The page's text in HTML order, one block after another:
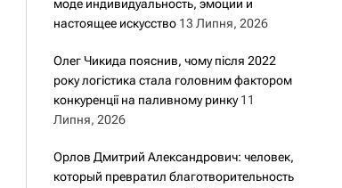
моде индивидуальность, эмоции и
настоящее искусство 13 Липня, 2026
Олег Чикида пояснив, чому після 2022
року логістика стала головним фактором
конкуренції на паливному ринку 11
Липня, 2026
Орлов Дмитрий Александрович: человек,
который превратил благотворительность